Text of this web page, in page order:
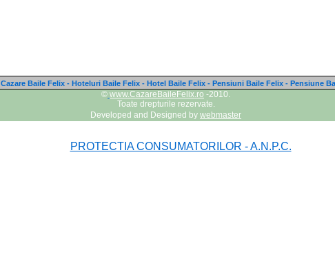
Cazare Baile Felix - Hoteluri Baile Felix - Hotel Baile Felix - Pensiuni Baile Felix - Pensiune
© www.CazareBaileFelix.ro -2010.
Toate drepturile rezervate.
Developed and Designed by webmaster
PROTECTIA CONSUMATORILOR - A.N.P.C.